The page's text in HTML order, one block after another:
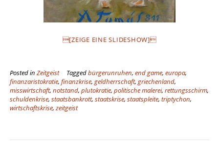
[ZEIGE EINE SLIDESHOW]
Posted in Zeitgeist Taggedbürgerunruhen, end game, europa,
finanzaristokratie, finanzkrise, geldherrschaft, griechenland,
misswirtschaft, notstand, plutokratie, politische malerei, rettungsschirm,
schuldenkrise, staatsbankrott, staatskrise, staatspleite, triptychon,
wirtschaftskrise, zeitgeist